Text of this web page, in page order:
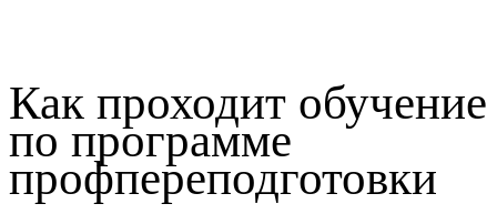
Как проходит обучение
по программе
профпереподготовки